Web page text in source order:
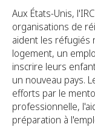
Aux États-Unis,
organisations de
aident les réfugiés
logement, un
inscrire leurs
un nouveau pays.
efforts par le
professionnelle,
préparation à